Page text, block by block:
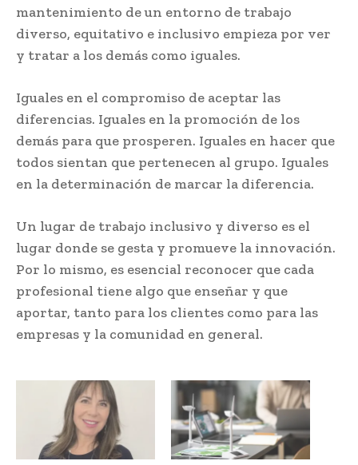
mantenimiento de un entorno de trabajo
diverso, equitativo e inclusivo empieza por ver
y tratar a los demás como iguales.
Iguales en el compromiso de aceptar las
diferencias. Iguales en la promoción de los
demás para que prosperen. Iguales en hacer que
todos sientan que pertenecen al grupo. Iguales
en la determinación de marcar la diferencia.
Un lugar de trabajo inclusivo y diverso es el
lugar donde se gesta y promueve la innovación.
Por lo mismo, es esencial reconocer que cada
profesional tiene algo que enseñar y que
aportar, tanto para los clientes como para las
empresas y la comunidad en general.